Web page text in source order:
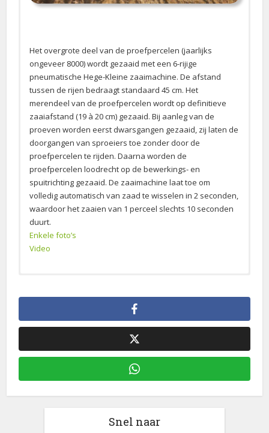
Het overgrote deel van de proefpercelen (jaarlijks
ongeveer 8000) wordt gezaaid met een 6-rijige
pneumatische Hege-Kleine zaaimachine. De afstand
tussen de rijen bedraagt standaard 45 cm. Het
merendeel van de proefpercelen wordt op definitieve
zaaiafstand (19 à 20 cm) gezaaid. Bij aanleg van de
proeven worden eerst dwarsgangen gezaaid, zij laten de
doorgangen van sproeiers toe zonder door de
proefpercelen te rijden. Daarna worden de
proefpercelen loodrecht op de bewerkings- en
spuitrichting gezaaid. De zaaimachine laat toe om
volledig automatisch van zaad te wisselen in 2 seconden,
waardoor het zaaien van 1 perceel slechts 10 seconden
duurt.
Enkele foto’s
Video
Snel naar